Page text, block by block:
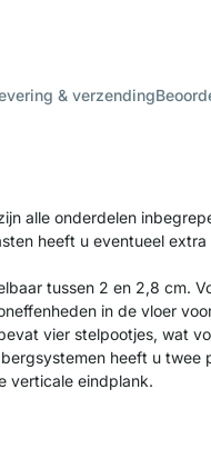
& verzending
alle onderdelen
heeft u eventueel extra
tussen 2 en 2,8 cm.
in de vloer
vier stelpootjes, wat
heeft u twee
verticale eindplank.